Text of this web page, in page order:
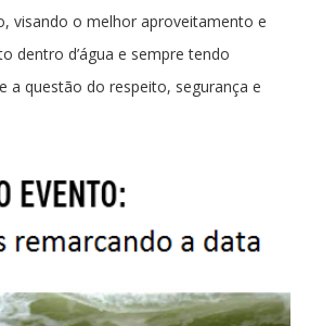
visando o melhor aproveitamento e
dentro d’água e sempre tendo
a questão do respeito, segurança e